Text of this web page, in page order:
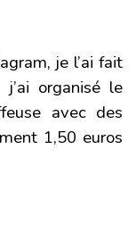
, je l’ai fait
organisé le
avec des
1,50 euros